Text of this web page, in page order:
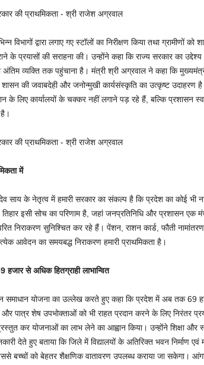
द्वारा लगाए गए स्टॉलों का निरीक्षण किया तथा ग्रामीणों को
के प्रयासों की सराहना की। उन्होंने कहा कि राज्य सरकार का
व्यक्ति तक पहुंचाना है। मंत्री श्री अग्रवाल ने कहा कि
की जवाबदेही और जनोन्मुखी कार्यसंस्कृति का उत्कृष्ट उदाहरण
के लिए कार्यालयों के चक्कर नहीं लगाने पड़ रहे हैं, बल्कि प्रशासन
में
साय के नेतृत्व में हमारी सरकार का संकल्प है कि प्रदेश का कोई भी
इसी सोच का परिणाम है, जहां जनप्रतिनिधि और प्रशासन एक
निराकरण सुनिश्चित कर रहे हैं। पेंशन, राशन कार्ड, फौती
आवेदन का समयबद्ध निराकरण हमारी प्राथमिकता है।
से अधिक हितग्राही लाभान्वित
समाधान योजना का उल्लेख करते हुए कहा कि प्रदेश में अब तक 69
पात्र शेष उपभोक्ताओं को भी राहत प्रदान करने के लिए निरंतर
कर योजनाओं का लाभ लेने का आह्वान किया। उन्होंने शिक्षा और
देते हुए बताया कि जिले में विद्यालयों के अतिरिक्त भवन निर्माण एवं
बच्चों को बेहतर शैक्षणिक वातावरण उपलब्ध कराया जा सकेगा।